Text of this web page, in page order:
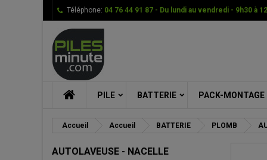
Téléphone: 04 76 44 91 87 - Du lundi au vendredi - 9h30 à
PILE BATTERIE PACK-MONTAGE
Accueil Accueil BATTERIE PLOMB
AUTOLAVEUSE - NACELLE